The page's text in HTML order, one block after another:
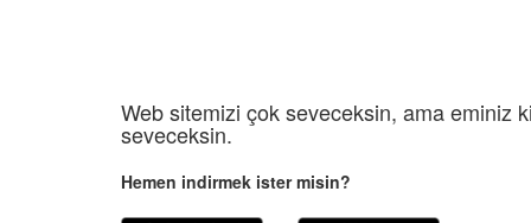
Web sitemizi çok seveceksin, ama eminiz
seveceksin.
Hemen indirmek ister misin?